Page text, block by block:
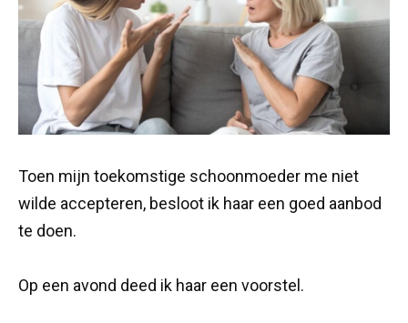
Toen mijn toekomstige schoonmoeder me niet
wilde accepteren, besloot ik haar een goed aanbod
te doen.
Op een avond deed ik haar een voorstel.